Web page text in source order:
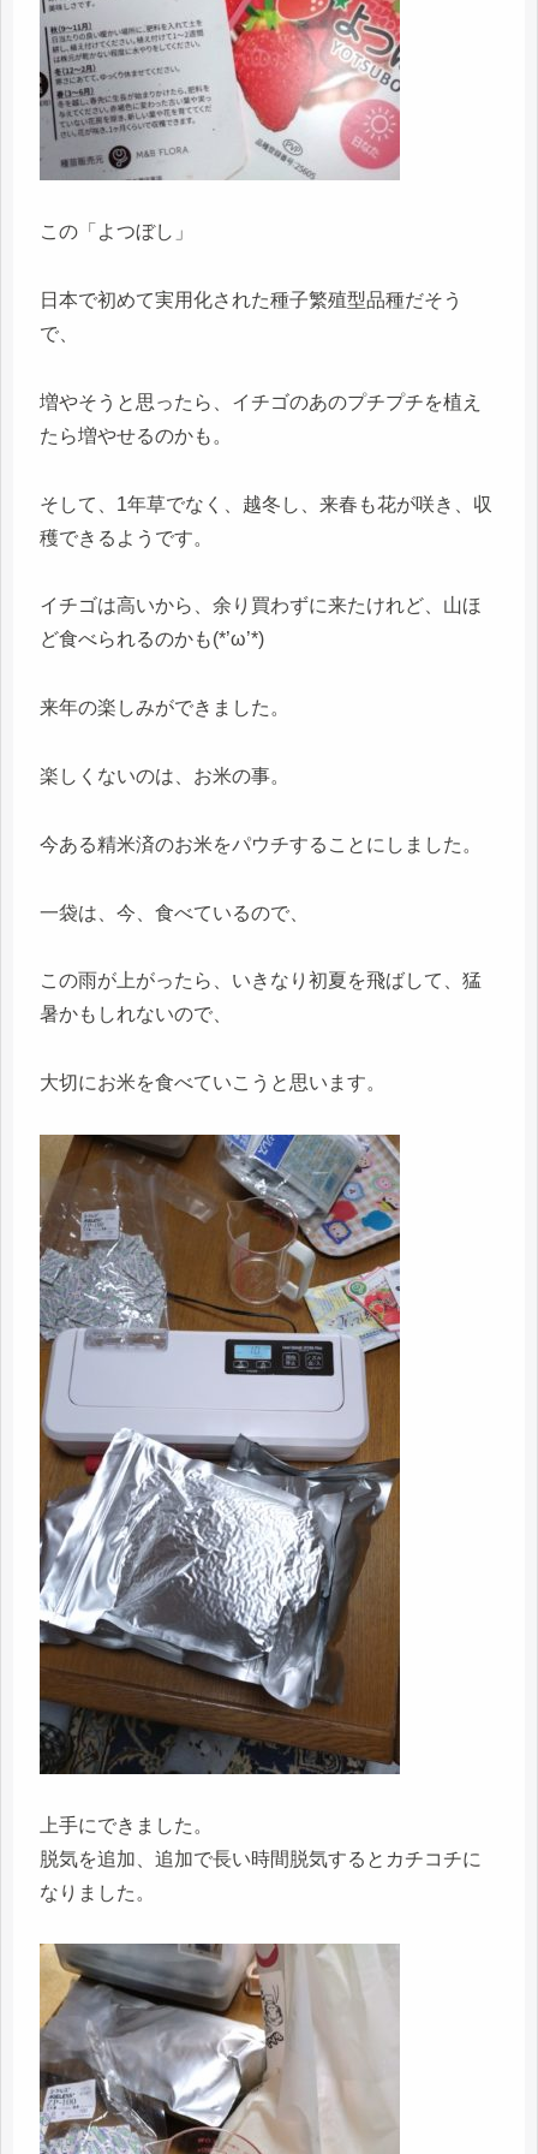
この「よつぼし」
日本で初めて実用化された種子繁殖型品種だそう
で、
増やそうと思ったら、イチゴのあのプチプチを植え
たら増やせるのかも。
そして、1年草でなく、越冬し、来春も花が咲き、収
穫できるようです。
イチゴは高いから、余り買わずに来たけれど、山ほ
ど食べられるのかも(*’ω’*)
来年の楽しみができました。
楽しくないのは、お米の事。
今ある精米済のお米をパウチすることにしました。
一袋は、今、食べているので、
この雨が上がったら、いきなり初夏を飛ばして、猛
暑かもしれないので、
大切にお米を食べていこうと思います。
上手にできました。
脱気を追加、追加で長い時間脱気するとカチコチに
なりました。